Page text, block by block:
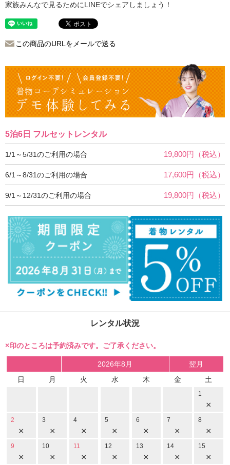
家族みんなで見るためにLINEでシェアしましょう！
この商品のURLをメールで送る
5泊6日 フルセットレンタル
1/1～5/31のご利用の場合 19,800円（税込）
6/1～8/31のご利用の場合 17,600円（税込）
9/1～12/31のご利用の場合 19,800円（税込）
レンタル状況
×印のところは予約済みです。ご了承ください。
2026年8月
翌月
日
月 火 水 木 金 土
1
×
2
×
3
×
4
×
5
×
6
×
7
×
8
×
9
×
10
×
11
×
12
×
13
×
14
×
15
×